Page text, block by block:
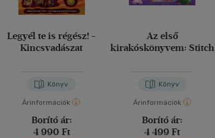
Legyél te is régész! -
Kincsvadászat
Könyv
Árinformációk
Borító ár:
4 990 Ft
Az első
kirakóskönyvem: Stitch
Könyv
Árinformációk
Borító ár:
4 499 Ft